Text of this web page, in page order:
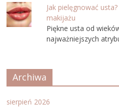
Jak pielęgnować
makijażu
Piękne usta od
najważniejszych
Archiwa
sierpień 2026